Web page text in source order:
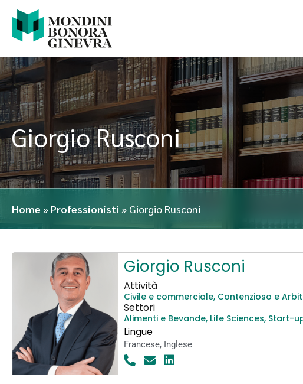
Giorgio Rusconi
Home » Professionisti » Giorgio Rusconi
Giorgio Rusconi
Attività
Civile e commerciale, Contenzioso e
Settori
Alimenti e Bevande, Life Sciences, Start-
Lingue
Francese, Inglese